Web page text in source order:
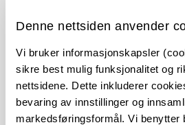
Denne nettsiden anvender
Vi bruker informasjonskapsler
sikre best mulig funksjonalitet og
nettsidene. Dette inkluderer
bevaring av innstillinger og
markedsføringsformål. Vi benytter
Narvik
Her finner du meg